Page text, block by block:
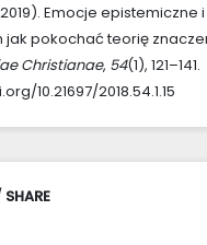
Emocje
jak pokochać teorię
Christianae, 54(1), 121–141.
10.21697/2018.54.1.15